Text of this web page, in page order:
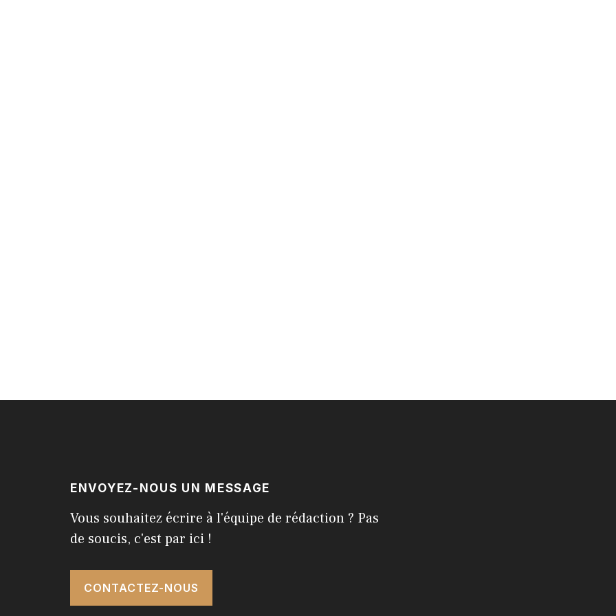
ENVOYEZ-NOUS UN MESSAGE
Vous souhaitez écrire à l'équipe de rédaction ? Pas
de soucis, c'est par ici !
CONTACTEZ-NOUS